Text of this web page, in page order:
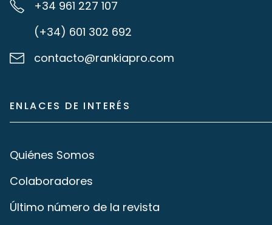
+34 961 227 107
(+34) 601 302 692
contacto@rankiapro.com
ENLACES DE INTERÉS
Quiénes Somos
Colaboradores
Último número de la revista